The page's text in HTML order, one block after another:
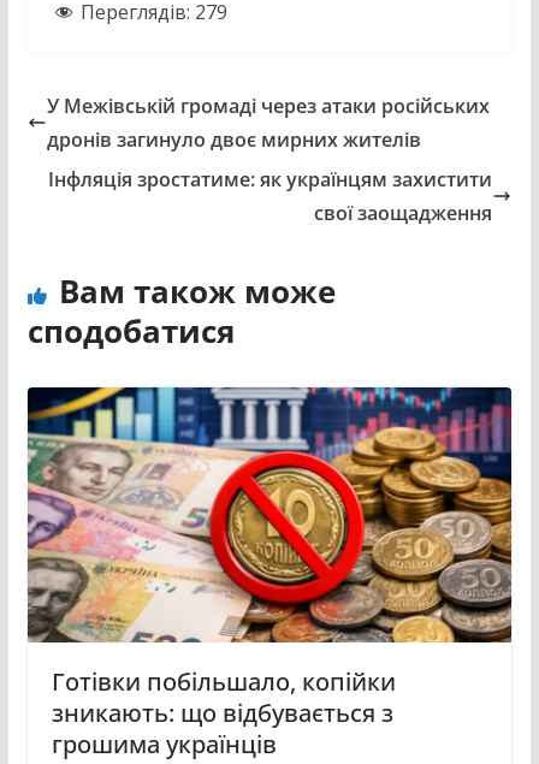
Переглядів: 279
У Межівській громаді через атаки російських
дронів загинуло двоє мирних жителів
Інфляція зростатиме: як українцям захистити
свої заощадження
Вам також може
сподобатися
Готівки побільшало, копійки
зникають: що відбувається з
грошима українців